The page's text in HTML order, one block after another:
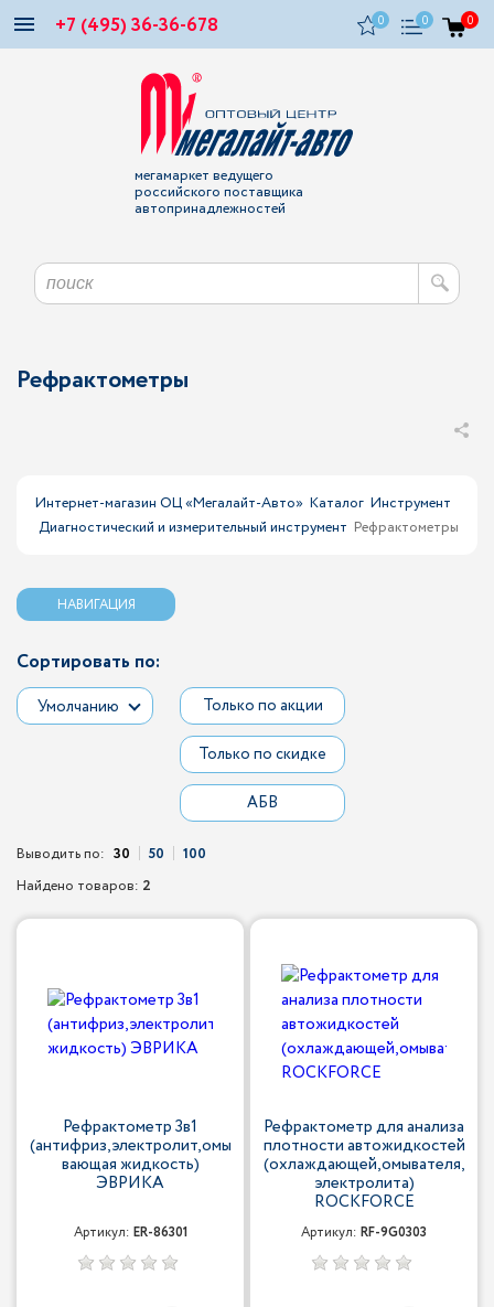
+7 (495) 36-36-678 0 0 0
мегамаркет ведущего
российского поставщика
автопринадлежностей
Рефрактометры
Интернет-магазин ОЦ «Мегалайт-Авто» Каталог Инструмент
Диагностический и измерительный инструмент Рефрактометры
НАВИГАЦИЯ
Сортировать по:
Умолчанию Только по акции
Только по скидке
АБВ
Выводить по: 30 50
100
Найдено товаров: 2
Рефрактометр 3в1
(антифриз,электролит,омы
вающая жидкость)
ЭВРИКА
Артикул: ER-86301
Рефрактометр для анализа
плотности автожидкостей
(охлаждающей,омывателя,
электролита)
ROCKFORCE
Артикул: RF-9G0303